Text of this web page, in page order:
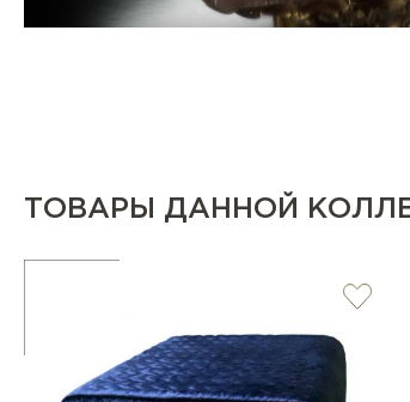
ТОВАРЫ ДАННОЙ